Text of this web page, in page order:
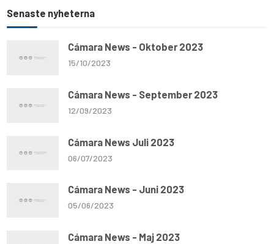
e
s
p
Senaste nyheterna
Cámara News - Oktober 2023
15/10/2023
Cámara News - September 2023
12/09/2023
Cámara News Juli 2023
06/07/2023
Cámara News - Juni 2023
05/06/2023
Cámara News - Maj 2023